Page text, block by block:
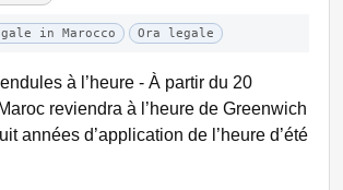
in Marocco Ora legale
à l’heure - À partir du 20
reviendra à l’heure de Greenwich
années d’application de l’heure d’été